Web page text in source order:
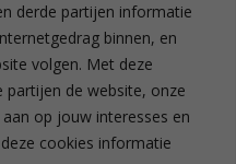
derde partijen informatie
binnen, en
volgen. Met deze
partijen de website, onze
op jouw interesses en
cookies informatie